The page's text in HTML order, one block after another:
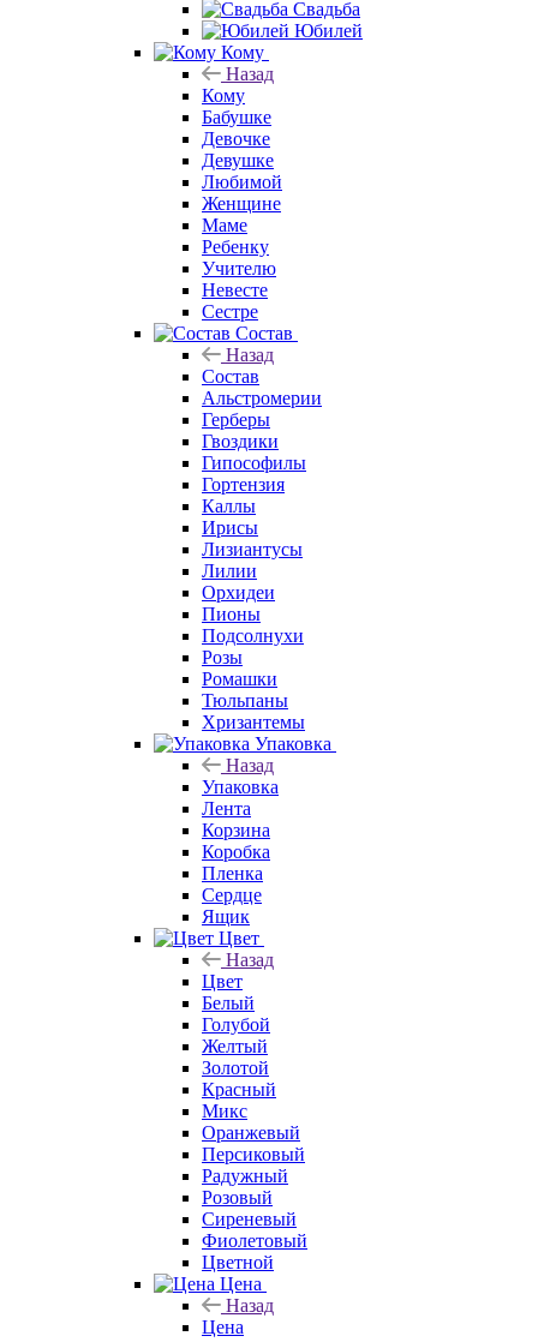
Свадьба
Юбилей
Кому
Назад
Кому
Бабушке
Девочке
Девушке
Любимой
Женщине
Маме
Ребенку
Учителю
Невесте
Сестре
Состав
Назад
Состав
Альстромерии
Герберы
Гвоздики
Гипософилы
Гортензия
Каллы
Ирисы
Лизиантусы
Лилии
Орхидеи
Пионы
Подсолнухи
Розы
Ромашки
Тюльпаны
Хризантемы
Упаковка
Назад
Упаковка
Лента
Корзина
Коробка
Пленка
Сердце
Ящик
Цвет
Назад
Цвет
Белый
Голубой
Желтый
Золотой
Красный
Микс
Оранжевый
Персиковый
Радужный
Розовый
Сиреневый
Фиолетовый
Цветной
Цена
Назад
Цена